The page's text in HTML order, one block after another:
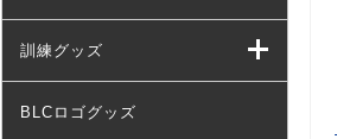
訓練グッズ
BLCロゴグッズ